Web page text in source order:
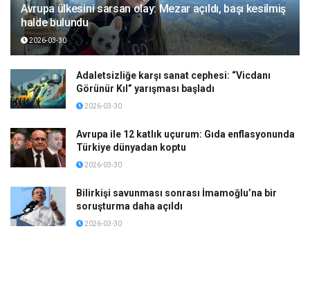
Avrupa ülkesini sarsan olay: Mezar açıldı, başı kesilmiş
halde bulundu
2026-03-30
Adaletsizliğe karşı sanat cephesi: “Vicdanı
Görünür Kıl” yarışması başladı
2026-03-30
Avrupa ile 12 katlık uçurum: Gıda enflasyonunda
Türkiye dünyadan koptu
2026-03-30
Bilirkişi savunması sonrası İmamoğlu’na bir
soruşturma daha açıldı
2026-03-30